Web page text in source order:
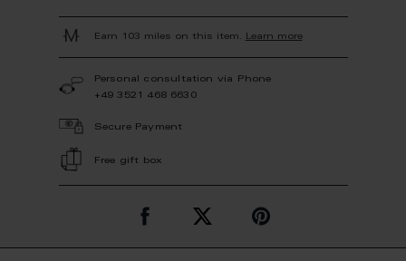
Earn 103 miles on this item. Learn more
Personal consultation via Phone
+49 3521 468 6630
Secure Payment
Free gift box